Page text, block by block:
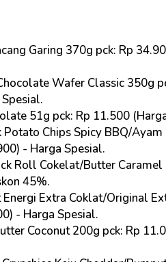
Garing 370g pck: Rp
Wafer Classic 350g
.
51g pck: Rp 11.500
Potato Chips Spicy BBQ/
- Harga Spesial.
Roll Cokelat/Butter
45%.
Energi Extra Coklat/Original
- Harga Spesial.
Coconut 200g pck: Rp